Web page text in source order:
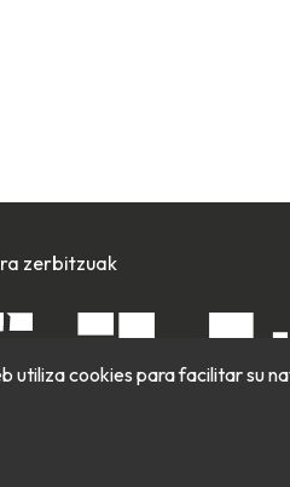
zerbitzuak
utiliza cookies para facilitar su